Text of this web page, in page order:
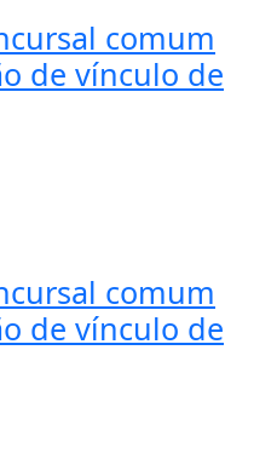
comum
de vínculo de
comum
de vínculo de